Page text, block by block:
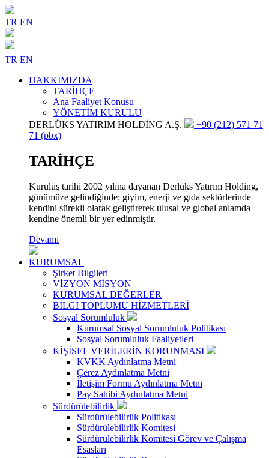
TR EN
TR EN
HAKKIMIZDA
TARİHÇE
Ana Faaliyet Konusu
YÖNETİM KURULU
DERLÜKS YATIRIM HOLDİNG A.Ş.
+90 (212) 571 71
71 (pbx)
TARİHÇE
Kuruluş tarihi 2002 yılına dayanan Derlüks Yatırım Holding,
günümüze gelindiğinde: giyim, enerji ve gıda sektörlerinde
kendini sürekli olarak geliştirerek ulusal ve global anlamda
kendine önemli bir yer edinmiştir.
Devamı
KURUMSAL
Şirket Bilgileri
VİZYON MİSYON
KURUMSAL DEĞERLER
BİLGİ TOPLUMU HİZMETLERİ
Sosyal Sorumluluk
Kurumsal Sosyal Sorumluluk Politikası
Sosyal Sorumluluk Faaliyetleri
KİŞİSEL VERİLERİN KORUNMASI
KVKK Aydınlatma Metni
Çerez Aydınlatma Metni
İletişim Formu Aydınlatma Metni
Pay Sahibi Aydınlatma Metni
Sürdürülebilirlik
Sürdürülebilirlik Politikası
Sürdürülebilirlik Komitesi
Sürdürülebilirlik Komitesi Görev ve Çalışma
Esasları